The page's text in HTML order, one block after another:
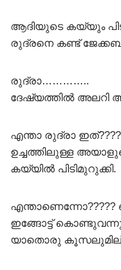
ആദിയുടെ കയ്യും
രുദ്രനെ കണ്ട് ജേക്കബ്
രുദ്രാ…………..
ദേഷ്യത്തിൽ
എന്താ രുദ്രാ
ഉച്ചത്തിലുള്ള
കയ്യിൽ പിടിമുറുക്കി.
എന്താണെന്നോ?????
ഇങ്ങോട്ട്
യാതൊരു